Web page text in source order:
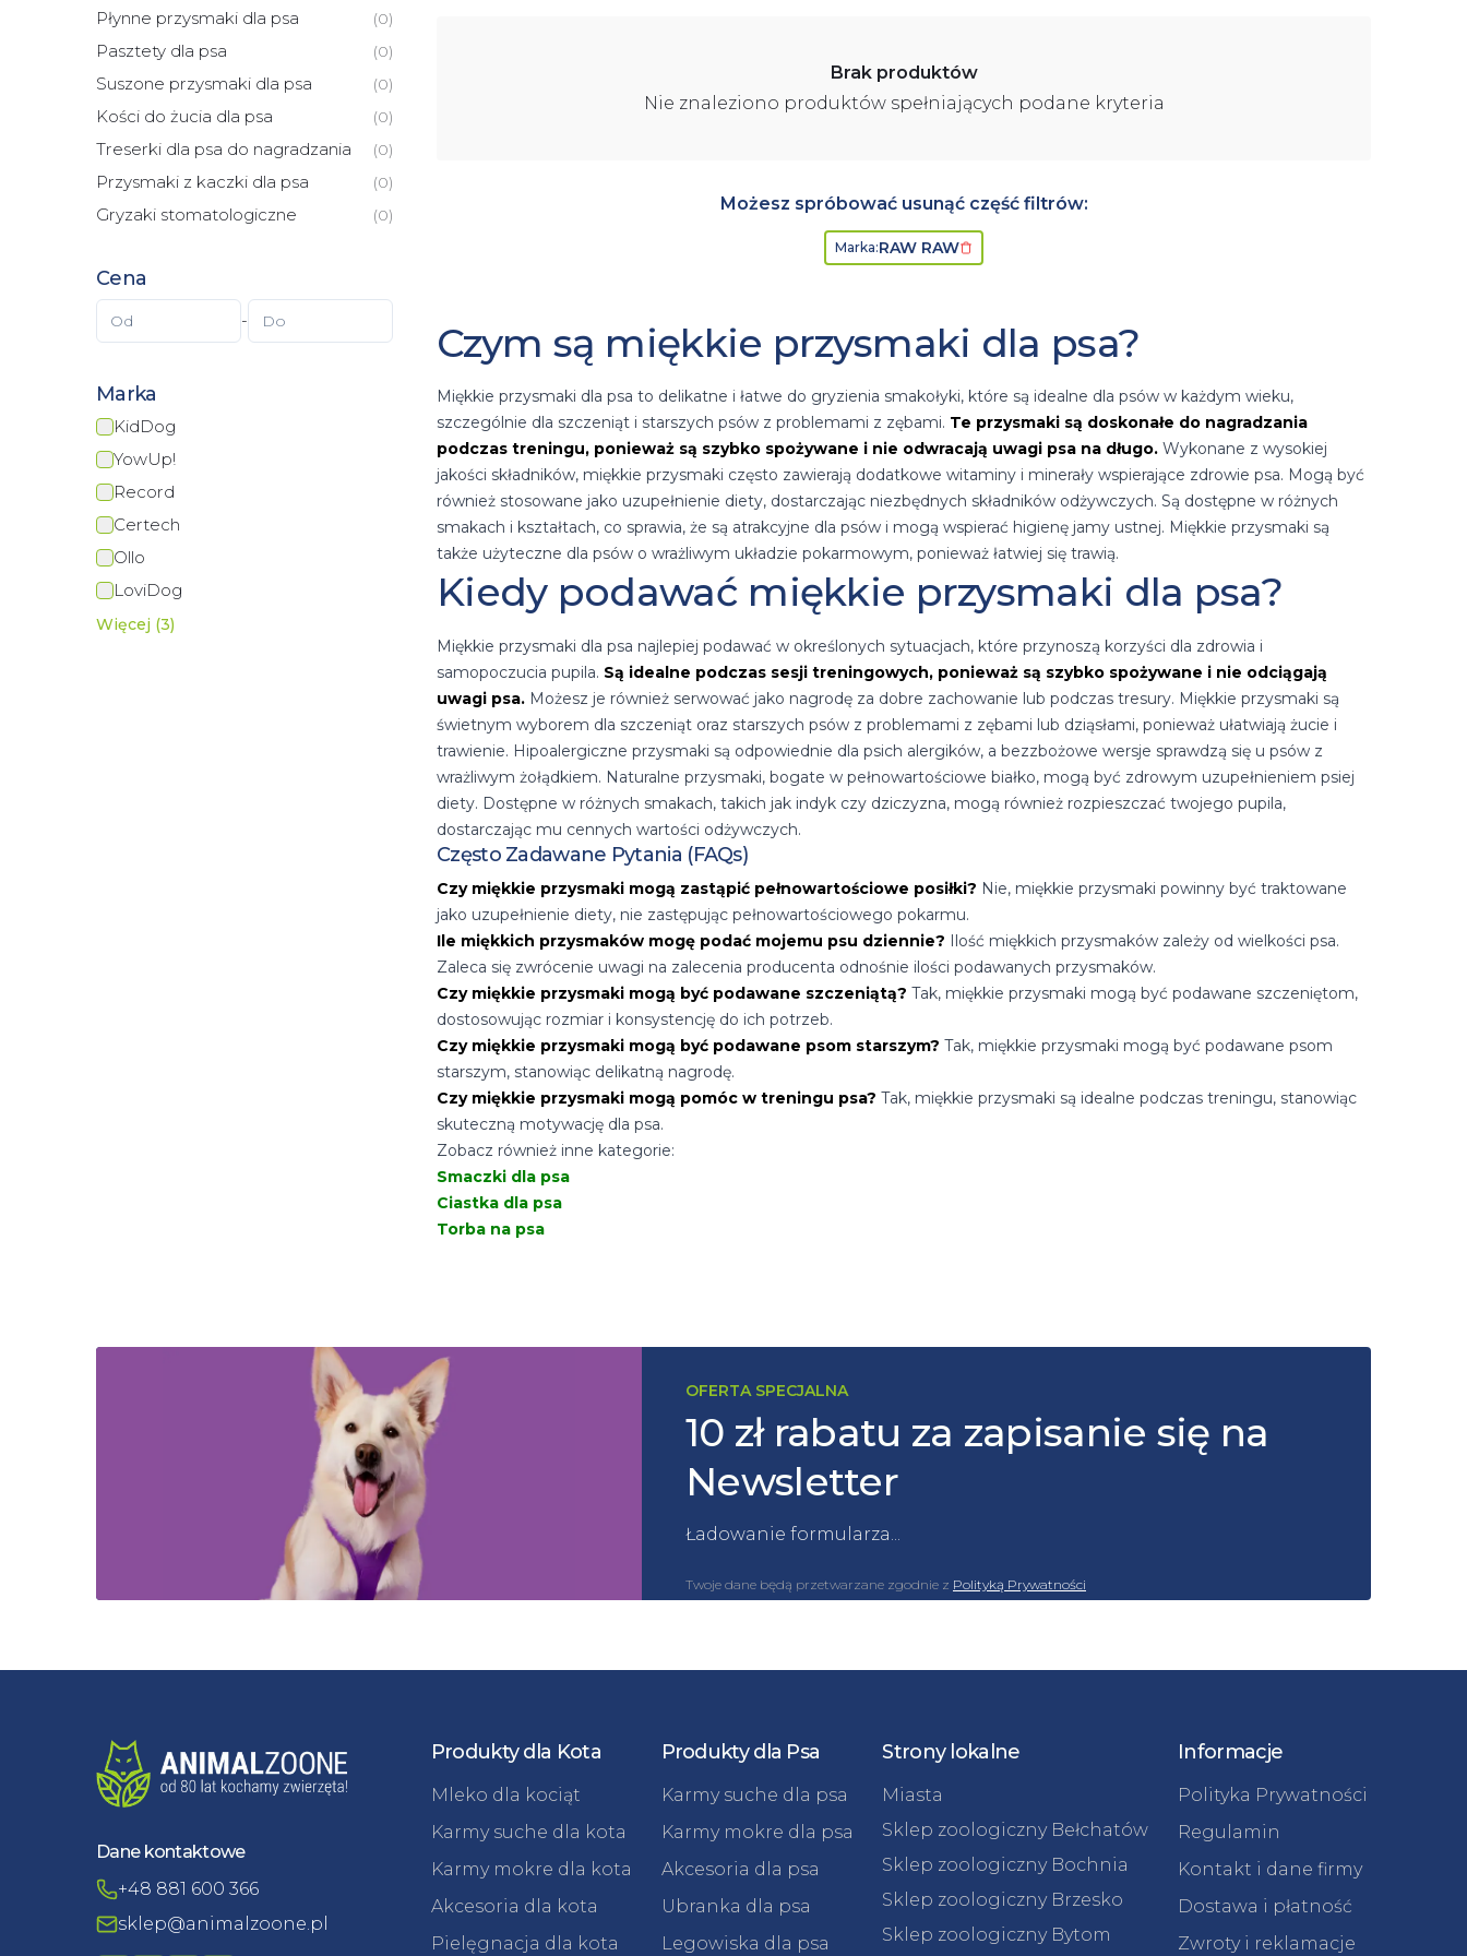
Płynne przysmaki dla psa (0)
Pasztety dla psa (0)
Suszone przysmaki dla psa (0)
Kości do żucia dla psa (0)
Treserki dla psa do nagradzania (0)
Przysmaki z kaczki dla psa (0)
Gryzaki stomatologiczne (0)
Cena
-
Marka
KidDog
YowUp!
Record
Certech
Ollo
LoviDog
Więcej (3)
Brak produktów
Nie znaleziono produktów spełniających podane kryteria
Możesz spróbować usunąć część filtrów:
Marka: RAW RAW
Czym są miękkie przysmaki dla psa?
Miękkie przysmaki dla psa to delikatne i łatwe do gryzienia smakołyki, które są idealne dla psów w każdym wieku,
szczególnie dla szczeniąt i starszych psów z problemami z zębami. Te przysmaki są doskonałe do nagradzania
podczas treningu, ponieważ są szybko spożywane i nie odwracają uwagi psa na długo. Wykonane z wysokiej
jakości składników, miękkie przysmaki często zawierają dodatkowe witaminy i minerały wspierające zdrowie psa. Mogą być
również stosowane jako uzupełnienie diety, dostarczając niezbędnych składników odżywczych. Są dostępne w różnych
smakach i kształtach, co sprawia, że są atrakcyjne dla psów i mogą wspierać higienę jamy ustnej. Miękkie przysmaki są
także użyteczne dla psów o wrażliwym układzie pokarmowym, ponieważ łatwiej się trawią.
Kiedy podawać miękkie przysmaki dla psa?
Miękkie przysmaki dla psa najlepiej podawać w określonych sytuacjach, które przynoszą korzyści dla zdrowia i
samopoczucia pupila. Są idealne podczas sesji treningowych, ponieważ są szybko spożywane i nie odciągają
uwagi psa. Możesz je również serwować jako nagrodę za dobre zachowanie lub podczas tresury. Miękkie przysmaki są
świetnym wyborem dla szczeniąt oraz starszych psów z problemami z zębami lub dziąsłami, ponieważ ułatwiają żucie i
trawienie. Hipoalergiczne przysmaki są odpowiednie dla psich alergików, a bezzbożowe wersje sprawdzą się u psów z
wrażliwym żołądkiem. Naturalne przysmaki, bogate w pełnowartościowe białko, mogą być zdrowym uzupełnieniem psiej
diety. Dostępne w różnych smakach, takich jak indyk czy dziczyzna, mogą również rozpieszczać twojego pupila,
dostarczając mu cennych wartości odżywczych.
Często Zadawane Pytania (FAQs)
Czy miękkie przysmaki mogą zastąpić pełnowartościowe posiłki? Nie, miękkie przysmaki powinny być traktowane
jako uzupełnienie diety, nie zastępując pełnowartościowego pokarmu.
Ile miękkich przysmaków mogę podać mojemu psu dziennie? Ilość miękkich przysmaków zależy od wielkości psa.
Zaleca się zwrócenie uwagi na zalecenia producenta odnośnie ilości podawanych przysmaków.
Czy miękkie przysmaki mogą być podawane szczeniątą? Tak, miękkie przysmaki mogą być podawane szczeniętom,
dostosowując rozmiar i konsystencję do ich potrzeb.
Czy miękkie przysmaki mogą być podawane psom starszym? Tak, miękkie przysmaki mogą być podawane psom
starszym, stanowiąc delikatną nagrodę.
Czy miękkie przysmaki mogą pomóc w treningu psa? Tak, miękkie przysmaki są idealne podczas treningu, stanowiąc
skuteczną motywację dla psa.
Zobacz również inne kategorie:
Smaczki dla psa
Ciastka dla psa
Torba na psa
OFERTA SPECJALNA
10 zł rabatu za zapisanie się na
Newsletter
Ładowanie formularza...
Twoje dane będą przetwarzane zgodnie z Polityką Prywatności
Dane kontaktowe
+48 881 600 366
sklep@animalzoone.pl
Produkty dla Kota
Mleko dla kociąt
Karmy suche dla kota
Karmy mokre dla kota
Akcesoria dla kota
Pielęgnacja dla kota
Produkty dla Psa
Karmy suche dla psa
Karmy mokre dla psa
Akcesoria dla psa
Ubranka dla psa
Legowiska dla psa
Strony lokalne
Miasta
Sklep zoologiczny Bełchatów
Sklep zoologiczny Bochnia
Sklep zoologiczny Brzesko
Sklep zoologiczny Bytom
Informacje
Polityka Prywatności
Regulamin
Kontakt i dane firmy
Dostawa i płatność
Zwroty i reklamacje